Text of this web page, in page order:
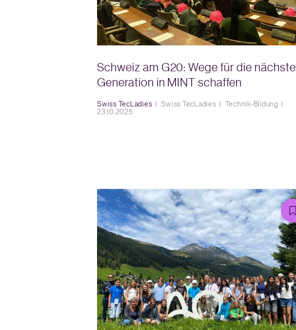
Schweiz am G20: Wege für die nächste
Generation in MINT schaffen
Swiss TecLadies Swiss TecLadies
Technik-Bildung
23.10.2025